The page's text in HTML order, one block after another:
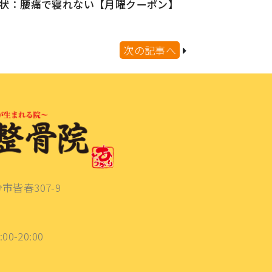
：腰痛で寝れない【月曜クーポン】
次の記事へ
皆春307-9
20:00